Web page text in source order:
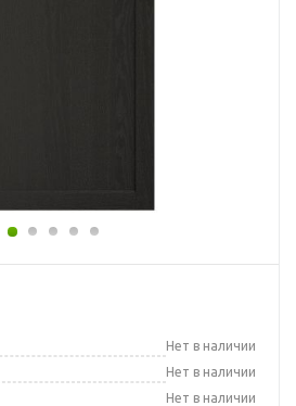
Нет в наличии
Нет в наличии
Нет в наличии